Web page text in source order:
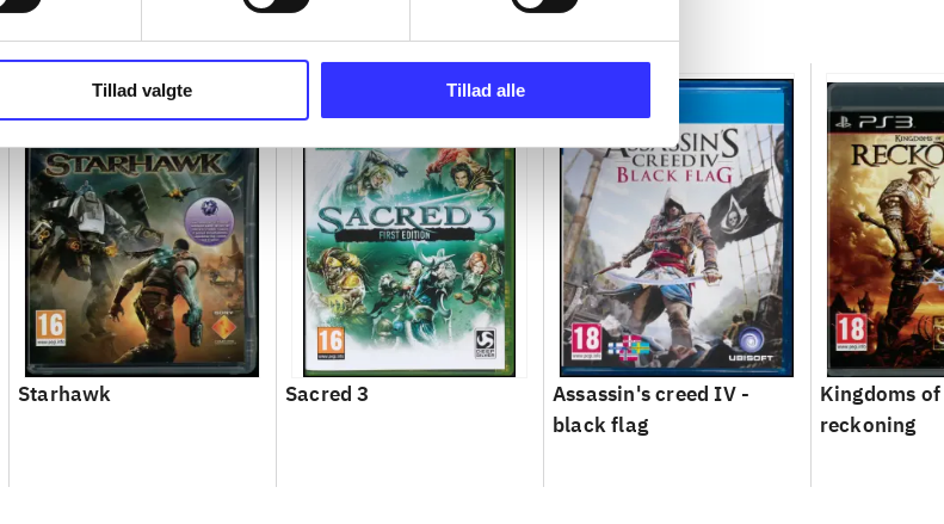
Tillad valgte Tillad alle
Starhawk Sacred 3
Assassin's creed IV -
black flag
Kingdoms
reckoning